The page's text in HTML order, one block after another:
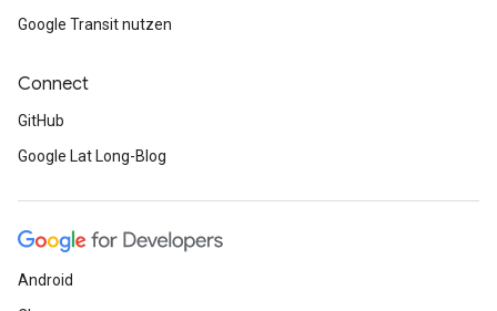
Google Transit nutzen
Connect
GitHub
Google Lat Long-Blog
Android